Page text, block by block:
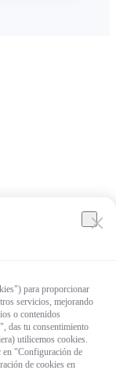
de
para proporcionar
servicios, mejorando
o contenidos
das tu consentimiento
utilicemos cookies.
en "Configuración de
de cookies en